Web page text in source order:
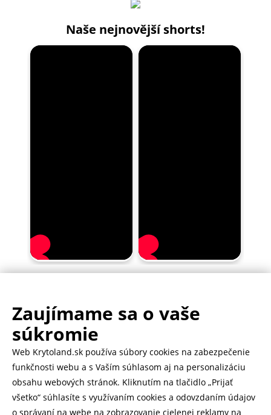
Naše nejnovější shorts!
.
Rychlé doručenie 1-2 dní
Zaujímame sa o vaše
súkromie
Web Krytoland.sk používa súbory cookies na zabezpečenie
funkčnosti webu a s Vaším súhlasom aj na personalizáciu
obsahu webových stránok. Kliknutím na tlačidlo „Prijať
všetko“ súhlasíte s využívaním cookies a odovzdaním údajov
o správaní na webe na zobrazovanie cielenej reklamy na